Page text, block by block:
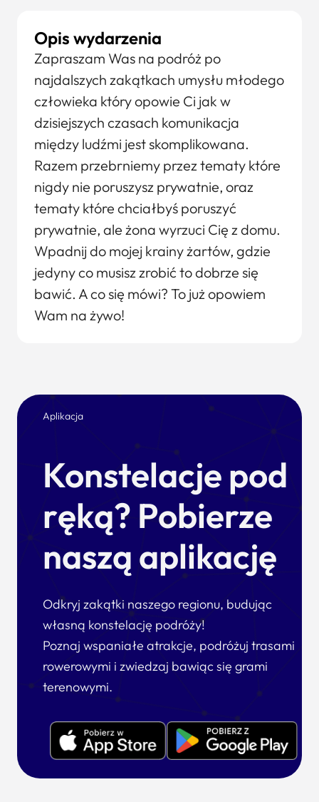
Opis wydarzenia
Zapraszam Was na podróż po
najdalszych zakątkach umysłu młodego
człowieka który opowie Ci jak w
dzisiejszych czasach komunikacja
między ludźmi jest skomplikowana.
Razem przebrniemy przez tematy które
nigdy nie poruszysz prywatnie, oraz
tematy które chciałbyś poruszyć
prywatnie, ale żona wyrzuci Cię z domu.
Wpadnij do mojej krainy żartów, gdzie
jedyny co musisz zrobić to dobrze się
bawić. A co się mówi? To już opowiem
Wam na żywo!
Aplikacja
Konstelacje pod
ręką? Pobierze
naszą aplikację
Odkryj zakątki naszego regionu, budując
własną konstelację podróży!
Poznaj wspaniałe atrakcje, podróżuj trasami
rowerowymi i zwiedzaj bawiąc się grami
terenowymi.